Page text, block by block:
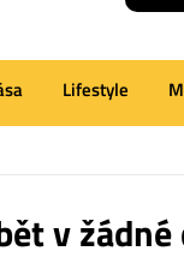
Lifestyle
v